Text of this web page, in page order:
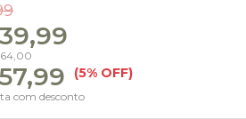
(5% OFF)
com desconto